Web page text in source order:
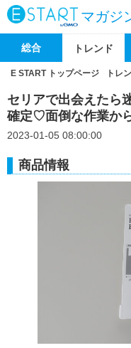
マガジ
総合 トレンド
E START トップページ トレ
セリアで出会えたら
確定♡面倒な作業か
2023-01-05 08:00:00
商品情報